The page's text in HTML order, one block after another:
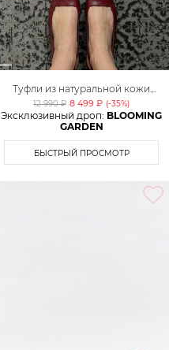
Туфли из натуральной кожи
Lera Nena
12 990 ₽ 8 499 ₽ (-35%)
Эксклюзивный дроп: BLOOMING
GARDEN
БЫСТРЫЙ ПРОСМОТР